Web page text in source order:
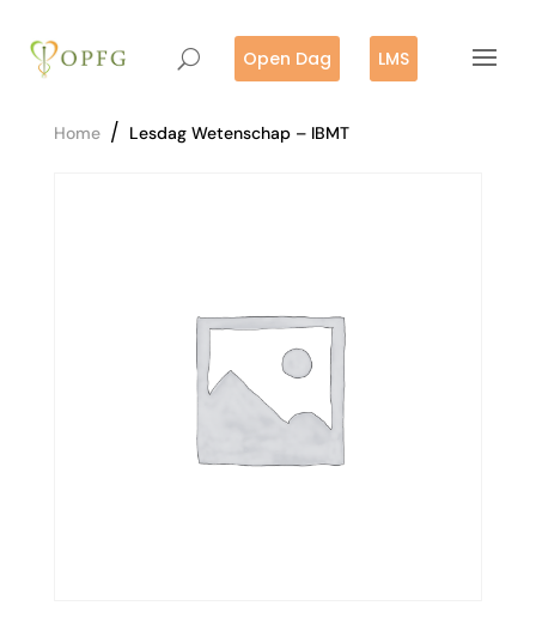
Open Dag LMS
Home / Lesdag Wetenschap – IBMT